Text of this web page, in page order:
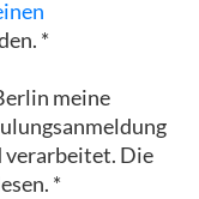
*
meine
verarbeitet. Die
*